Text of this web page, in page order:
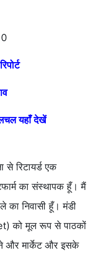
यहाँ देखें
रिटायर्ड एक
का संस्थापक हूँ। मैं
निवासी हूँ। मंडी
को मूल रूप से पाठकों
और मार्केट और इसके